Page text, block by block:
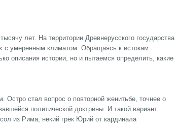
лет. На территории Древнерусского государства
с умеренным климатом. Обращаясь к истокам
описания истории, но и пытаемся определить, какие
Остро стал вопрос о повторной женитьбе, точнее о
политической доктрины. И такой вариант
из Рима, некий грек Юрий от кардинала